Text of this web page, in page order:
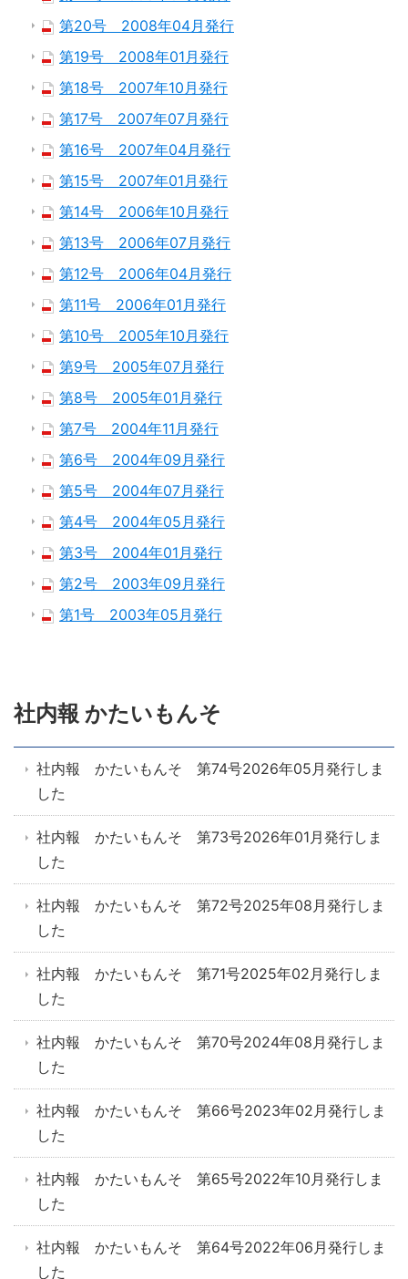
第20号 2008年04月発行
第19号 2008年01月発行
第18号 2007年10月発行
第17号 2007年07月発行
第16号 2007年04月発行
第15号 2007年01月発行
第14号 2006年10月発行
第13号 2006年07月発行
第12号 2006年04月発行
第11号 2006年01月発行
第10号 2005年10月発行
第9号 2005年07月発行
第8号 2005年01月発行
第7号 2004年11月発行
第6号 2004年09月発行
第5号 2004年07月発行
第4号 2004年05月発行
第3号 2004年01月発行
第2号 2003年09月発行
第1号 2003年05月発行
社内報 かたいもんそ
社内報 かたいもんそ 第74号2026年05月発行しま
した
社内報 かたいもんそ 第73号2026年01月発行しま
した
社内報 かたいもんそ 第72号2025年08月発行しま
した
社内報 かたいもんそ 第71号2025年02月発行しま
した
社内報 かたいもんそ 第70号2024年08月発行しま
した
社内報 かたいもんそ 第66号2023年02月発行しま
した
社内報 かたいもんそ 第65号2022年10月発行しま
した
社内報 かたいもんそ 第64号2022年06月発行しま
した